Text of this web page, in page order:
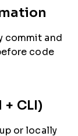
commit and
code
CLI)
or locally